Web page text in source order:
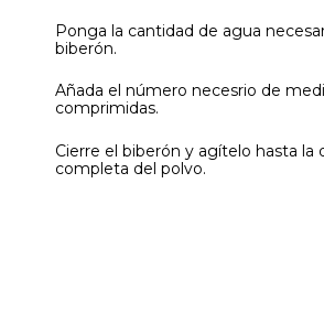
Ponga la cantidad de agua
biberón.
Añada el número necesrio de
comprimidas.
Cierre el biberón y agítelo hasta la
completa del polvo.